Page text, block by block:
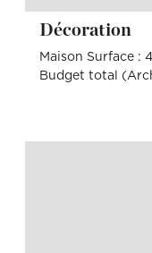
Décoration
Maison Surface :
Budget total